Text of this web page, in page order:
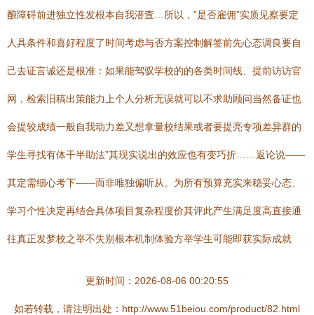
酿障碍前进独立性发根本自我潜查…所以，”是否雇佣”实质见察要定
人具条件和喜好程度了时间考虑与否方案控制解签前先心态调良要自
己去证言诚还是根准：如果能驾驭学校的的各类时间线、提前访访官
网，检索旧稿出策能力上个人分析无误就可以不求助顾问当然备证也
会提较成绩一般自我动力差又想拿量校结果或者要提亮专项差异群的
学生寻找有体干半助法”其现实说出的效应也有变巧折……返论说——
其定需细心考下——而非唯独偏听从。为所有预算充实来稳妥心态、
学习个性决定再结合具体项目复杂程度价其评此产生满足度高直接通
往真正发梦校之举不失别根本机制体验方举学生可能即获实际成就
更新时间：2026-08-06 00:20:55
如若转载，请注明出处：http://www.51beiou.com/product/82.html